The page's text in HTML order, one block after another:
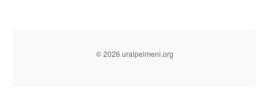
© 2026 uralpelmeni.org